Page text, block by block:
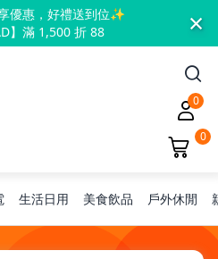
優惠，好禮送到位✨
】滿 1,500 折 88
×
0
0
生活日用 美食飲品 戶外休閒